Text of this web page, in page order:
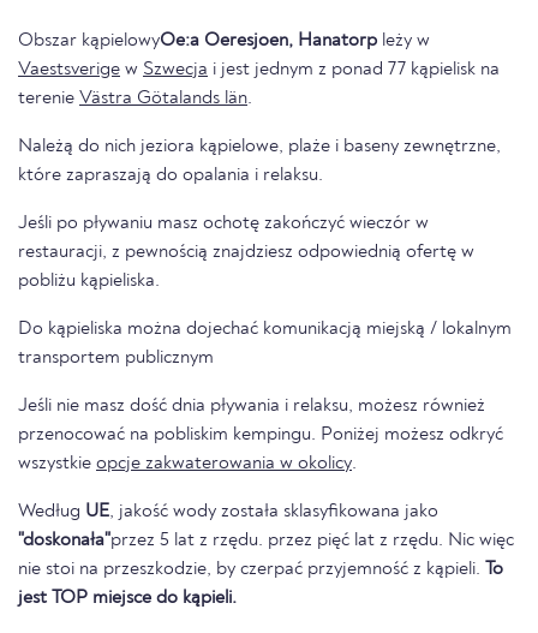
Obszar kąpielowyOe:a Oeresjoen, Hanatorp leży w
Vaestsverige w Szwecja i jest jednym z ponad 77 kąpielisk na
terenie Västra Götalands län.
Należą do nich jeziora kąpielowe, plaże i baseny zewnętrzne,
które zapraszają do opalania i relaksu.
Jeśli po pływaniu masz ochotę zakończyć wieczór w
restauracji, z pewnością znajdziesz odpowiednią ofertę w
pobliżu kąpieliska.
Do kąpieliska można dojechać komunikacją miejską / lokalnym
transportem publicznym
Jeśli nie masz dość dnia pływania i relaksu, możesz również
przenocować na pobliskim kempingu. Poniżej możesz odkryć
wszystkie opcje zakwaterowania w okolicy.
Według UE, jakość wody została sklasyfikowana jako
"doskonała"przez 5 lat z rzędu. przez pięć lat z rzędu. Nic więc
nie stoi na przeszkodzie, by czerpać przyjemność z kąpieli. To
jest TOP miejsce do kąpieli.